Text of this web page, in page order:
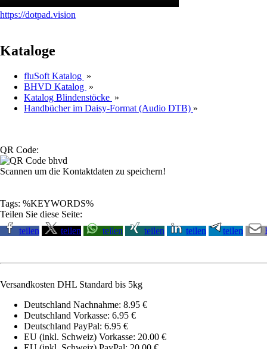
https://dotpad.vision
Kataloge
fluSoft Katalog »
BHVD Katalog »
Katalog Blindenstöcke »
Handbücher im Daisy-Format (Audio DTB) »
QR Code:
Scannen um die Kontaktdaten zu speichern!
Tags: %KEYWORDS%
Teilen Sie diese Seite:
teilen
teilen teilen teilen teilen teilen
Versandkosten DHL Standard bis 5kg
Deutschland Nachnahme: 8.95 €
Deutschland Vorkasse: 6.95 €
Deutschland PayPal: 6.95 €
EU (inkl. Schweiz) Vorkasse: 20.00 €